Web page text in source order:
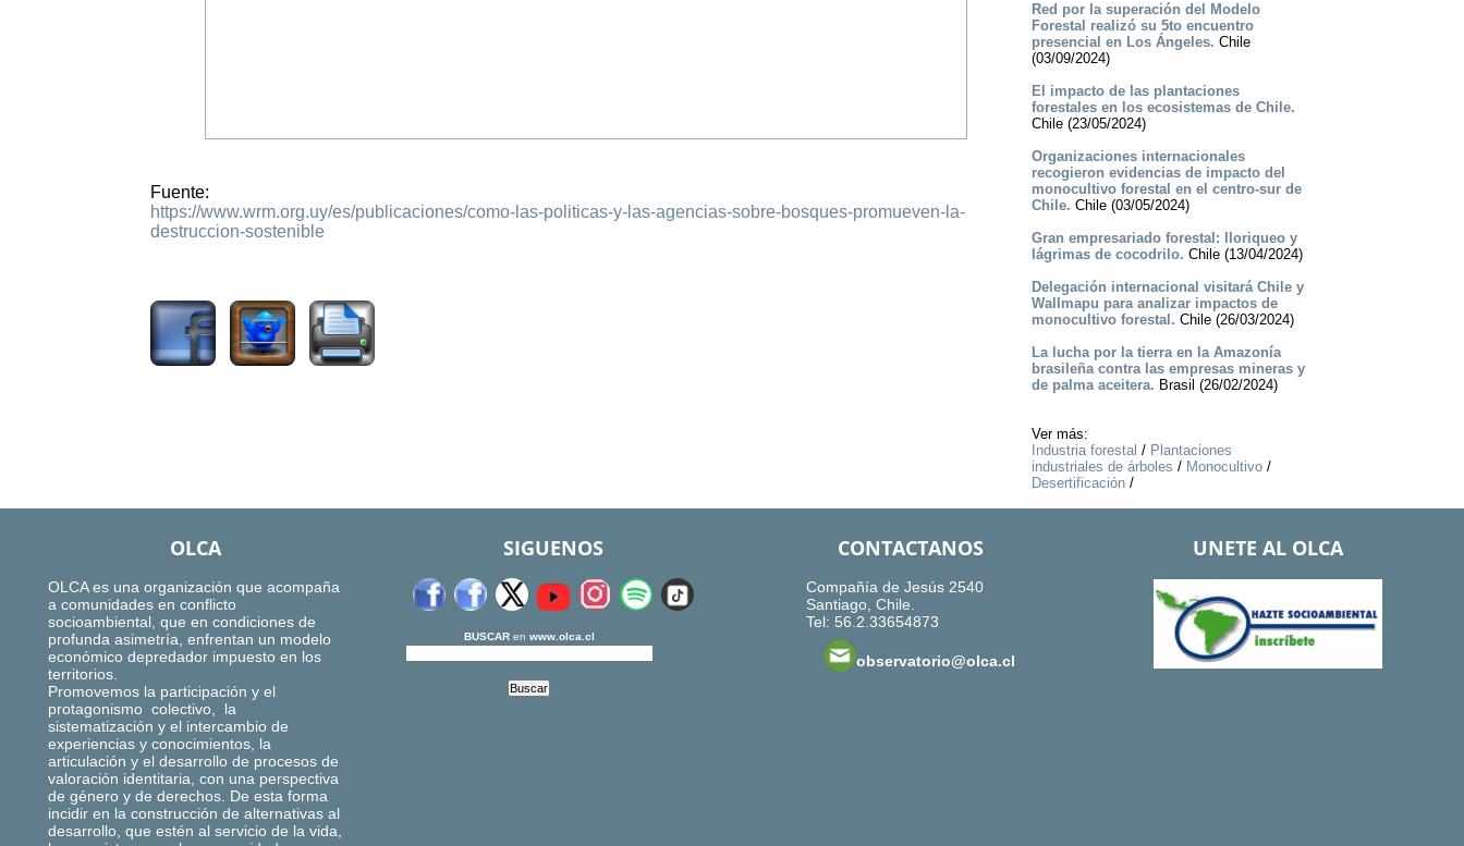
Fuente:
https://www.wrm.org.uy/es/publicaciones/como-las-politicas-y-las-agencias-sobre-bosques-promueven-la-
destruccion-sostenible
Red por la superación del Modelo
Forestal realizó su 5to encuentro
presencial en Los Ángeles. Chile
(03/09/2024)
El impacto de las plantaciones
forestales en los ecosistemas de Chile.
Chile (23/05/2024)
Organizaciones internacionales
recogieron evidencias de impacto del
monocultivo forestal en el centro-sur de
Chile. Chile (03/05/2024)
Gran empresariado forestal: lloriqueo y
lágrimas de cocodrilo. Chile (13/04/2024)
Delegación internacional visitará Chile y
Wallmapu para analizar impactos de
monocultivo forestal. Chile (26/03/2024)
La lucha por la tierra en la Amazonía
brasileña contra las empresas mineras y
de palma aceitera. Brasil (26/02/2024)
Ver más:
Industria forestal / Plantaciones
industriales de árboles / Monocultivo/
Desertificación/
OLCA
OLCA es una organización que acompaña
a comunidades en conflicto
socioambiental, que en condiciones de
profunda asimetría, enfrentan un modelo
económico depredador impuesto en los
territorios.
Promovemos la participación y el
protagonismo colectivo, la
sistematización y el intercambio de
experiencias y conocimientos, la
articulación y el desarrollo de procesos de
valoración identitaria, con una perspectiva
de género y de derechos. De esta forma
incidir en la construcción de alternativas al
desarrollo, que estén al servicio de la vida,
SIGUENOS
BUSCARen www.olca.cl
CONTACTANOS
Compañía de Jesús 2540
Santiago, Chile.
Tel: 56.2.33654873
observatorio@olca.cl
UNETE AL OLCA